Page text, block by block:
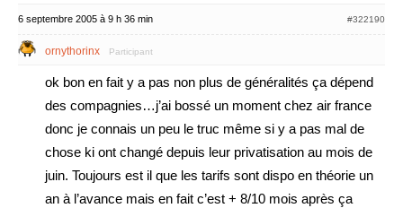
6 septembre 2005 à 9 h 36 min #322190
ornythorinx Participant
ok bon en fait y a pas non plus de généralités ça dépend
des compagnies…j’ai bossé un moment chez air france
donc je connais un peu le truc même si y a pas mal de
chose ki ont changé depuis leur privatisation au mois de
juin. Toujours est il que les tarifs sont dispo en théorie un
an à l’avance mais en fait c’est + 8/10 mois après ça